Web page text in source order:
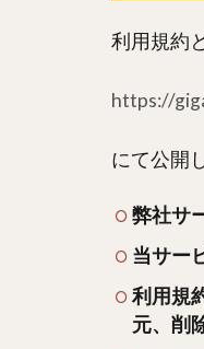
利用規約
https://
にて公開
弊社サ
当サー
利用規
元、削